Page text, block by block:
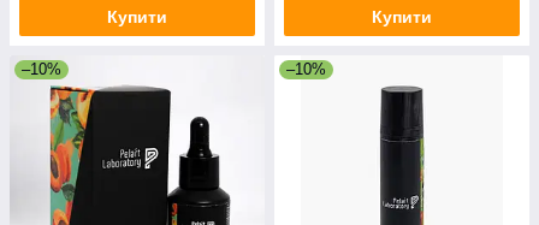
Купити Купити
–10% –10%